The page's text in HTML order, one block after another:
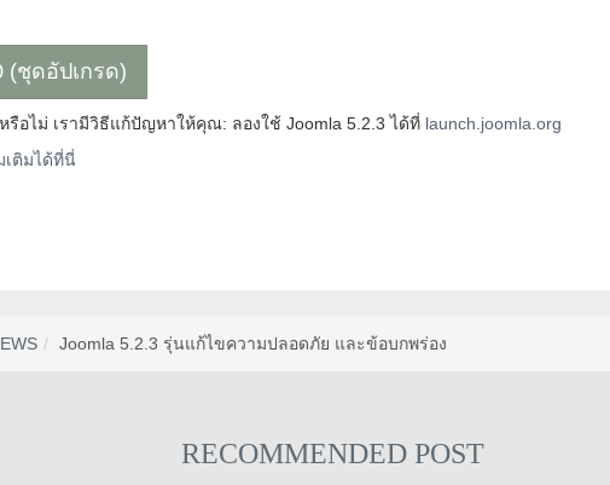
(ชุดอัปเกรด)
อไม่ เรามีวิธีแก้ปัญหาให้คุณ: ลองใช้ Joomla 5.2.3 ได้ที่ launch.joomla.org
เติมได้ที่นี่
Joomla 5.2.3 รุ่นแก้ไขความปลอดภัย และข้อบกพร่อง
RECOMMENDED POST